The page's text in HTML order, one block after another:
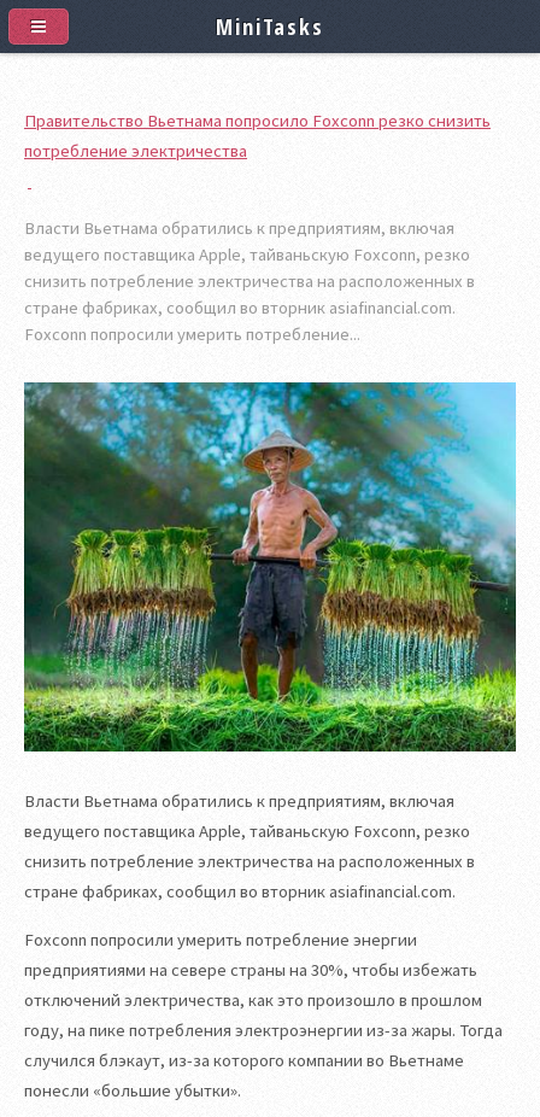
Правительство Вьетнама попросило Foxconn резко снизить
потребление электричества
Власти Вьетнама обратились к предприятиям, включая
ведущего поставщика Apple, тайваньскую Foxconn, резко
снизить потребление электричества на расположенных в
стране фабриках, сообщил во вторник asiafinancial.com.
Foxconn попросили умерить потребление...
Власти Вьетнама обратились к предприятиям, включая
ведущего поставщика Apple, тайваньскую Foxconn, резко
снизить потребление электричества на расположенных в
стране фабриках, сообщил во вторник asiafinancial.com.
Foxconn попросили умерить потребление энергии
предприятиями на севере страны на 30%, чтобы избежать
отключений электричества, как это произошло в прошлом
году, на пике потребления электроэнергии из-за жары. Тогда
случился блэкаут, из-за которого компании во Вьетнаме
понесли «большие убытки».
MiniTasks